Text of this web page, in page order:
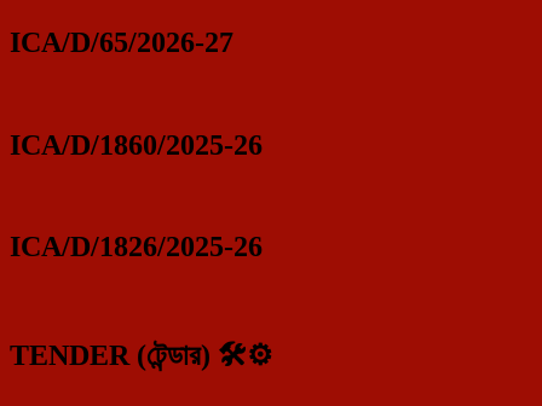
ICA/D/65/2026-27
ICA/D/1860/2025-26
ICA/D/1826/2025-26
TENDER (টেন্ডার) 🛠️⚙️